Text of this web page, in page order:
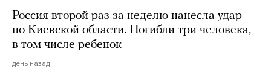
Россия второй раз за неделю нанесла удар
по Киевской области. Погибли три человека,
в том числе ребенок
день назад